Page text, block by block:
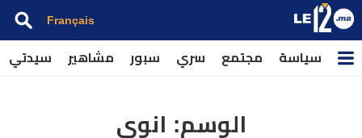
Français
سياسة مجتمع سري سبور مشاهير سيدتي
الوسم: انوي